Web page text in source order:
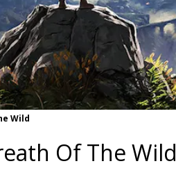
Wild
Of The Wild